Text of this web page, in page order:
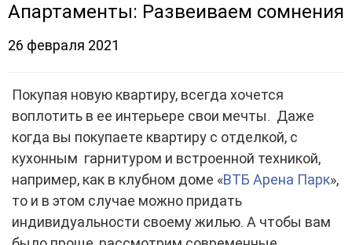
Апартаменты: Развеиваем сомнения
26 февраля 2021
Покупая новую квартиру, всегда хочется
воплотить в ее интерьере свои мечты. Даже
когда вы покупаете квартиру с отделкой, с
кухонным гарнитуром и встроенной техникой,
например, как в клубном доме «ВТБ Арена Парк»,
то и в этом случае можно придать
индивидуальности своему жилью. А чтобы вам